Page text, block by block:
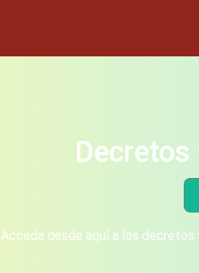
Acceda desde aquí a los